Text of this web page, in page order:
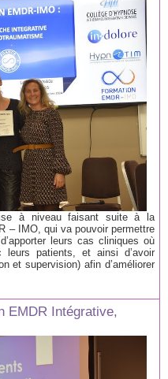
à niveau faisant suite à la
– IMO, qui va pouvoir permettre
leurs cas cliniques où
patients, et ainsi d’avoir
et supervision) afin d’améliorer
EMDR Intégrative,